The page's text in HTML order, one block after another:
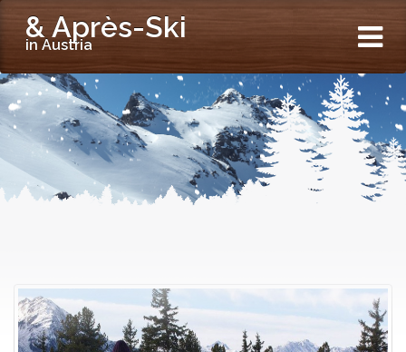
& Après-Ski
in Austria